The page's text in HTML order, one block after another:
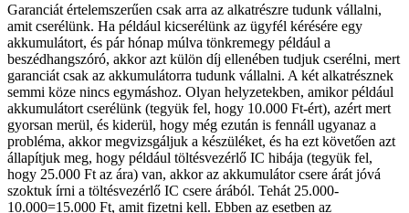
Garanciát értelemszerűen csak arra az alkatrészre tudunk vállalni,
amit cserélünk. Ha például kicserélünk az ügyfél kérésére egy
akkumulátort, és pár hónap múlva tönkremegy például a
beszédhangszóró, akkor azt külön díj ellenében tudjuk cserélni, mert
garanciát csak az akkumulátorra tudunk vállalni. A két alkatrésznek
semmi köze nincs egymáshoz. Olyan helyzetekben, amikor például
akkumulátort cserélünk (tegyük fel, hogy 10.000 Ft-ért), azért mert
gyorsan merül, és kiderül, hogy még ezután is fennáll ugyanaz a
probléma, akkor megvizsgáljuk a készüléket, és ha ezt követően azt
állapítjuk meg, hogy például töltésvezérlő IC hibája (tegyük fel,
hogy 25.000 Ft az ára) van, akkor az akkumulátor csere árát jóvá
szoktuk írni a töltésvezérlő IC csere árából. Tehát 25.000-
10.000=15.000 Ft, amit fizetni kell. Ebben az esetben az